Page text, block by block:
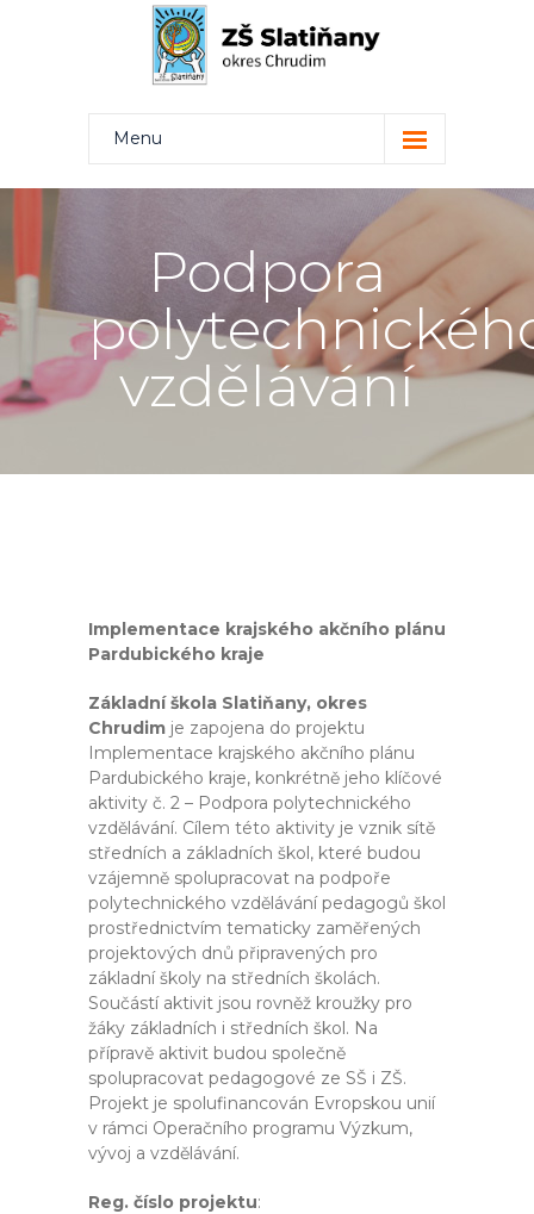
Menu
Kdo jsme
Rodiče
Žáci
Učitelé
Podpora
vzdělávání
Implementace krajského akčního plánu
Pardubického kraje
Základní škola Slatiňany, okres
Chrudim je zapojena do projektu
Implementace krajského akčního plánu
Pardubického kraje, konkrétně jeho klíčové
aktivity č. 2 – Podpora polytechnického
vzdělávání. Cílem této aktivity je vznik sítě
středních a základních škol, které budou
vzájemně spolupracovat na podpoře
polytechnického vzdělávání pedagogů škol
prostřednictvím tematicky zaměřených
projektových dnů připravených pro
základní školy na středních školách.
Součástí aktivit jsou rovněž kroužky pro
žáky základních i středních škol. Na
přípravě aktivit budou společně
spolupracovat pedagogové ze SŠ i ZŠ.
Projekt je spolufinancován Evropskou unií
v rámci Operačního programu Výzkum,
vývoj a vzdělávání.
Reg. číslo projektu: